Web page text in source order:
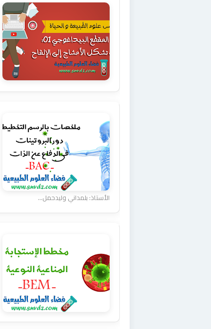
الأستاذ: بلمداني وليدحمل...